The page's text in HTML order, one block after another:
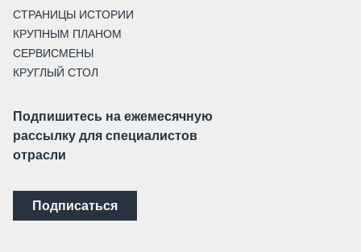
СТРАНИЦЫ ИСТОРИИ
КРУПНЫМ ПЛАНОМ
СЕРВИСМЕНЫ
КРУГЛЫЙ СТОЛ
Подпишитесь на ежемесячную
рассылку для специалистов
отрасли
Подписаться